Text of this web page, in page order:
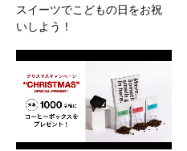
スイーツでこどもの日をお祝
いしよう！